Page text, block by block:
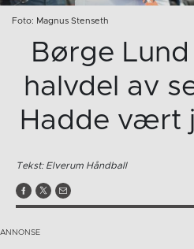
Foto: Magnus Stenseth
Børge
halvdel av
Hadde vært
Tekst: Elverum Håndball